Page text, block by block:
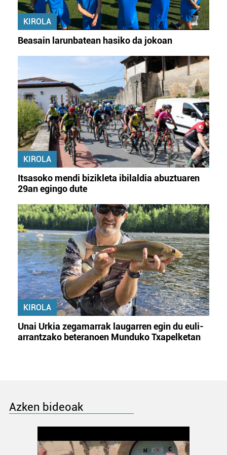
duten interes legitimoa eta horren aurka nola egin
dezakezun ikusteko.
buruzko informazio gehiago eta ezarri zure lehentasunak
datuen atalean. Edozein unetan alda edo ken dezakezu
zure baimena Cookieen adierazpenean.
Webgune honek cookie propioak eta hirugarrenen cookie-
fitxategiak erabiltzen ditu. Zure esperientzia eta
zerbitzuak hobetzeko asmoz, cookie teknologiaz
baliatzen gara. Ohar hau onartuz gero, teknologia hori
erabiltzeko baimen esplizitua ematen diguzu.Gehiago
KIROLA
Beasain larunbatean hasiko da jokoan
KIROLA
Itsasoko mendi bizikleta ibilaldia abuztuaren
29an egingo dute
KIROLA
Unai Urkia zegamarrak laugarren egin du euli-
arrantzako beteranoen Munduko Txapelketan
Azken bideoak